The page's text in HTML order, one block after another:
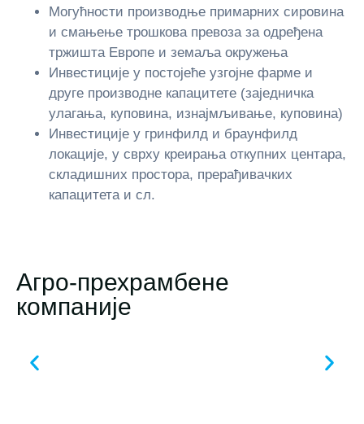
Могућности производње примарних сировина
и смањење трошкова превоза за одређена
тржишта Европе и земаља окружења
Инвестиције у постојеће узгојне фарме и
друге производне капацитете (заједничка
улагања, куповина, изнајмљивање, куповина)
Инвестиције у гринфилд и браунфилд
локације, у сврху креирања откупних центара,
складишних простора, прерађивачких
капацитета и сл.
Агро-прехрамбене
компаније